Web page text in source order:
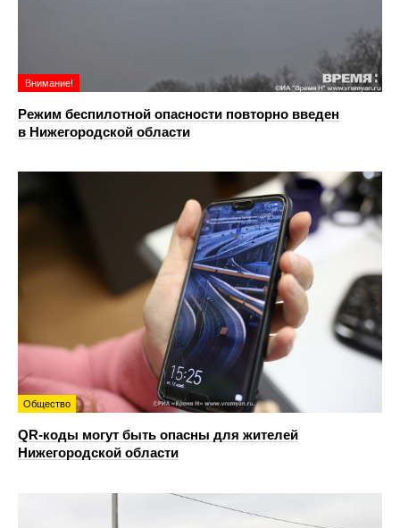
Внимание!
Режим беспилотной опасности повторно введен
в Нижегородской области
Общество
QR-коды могут быть опасны для жителей
Нижегородской области